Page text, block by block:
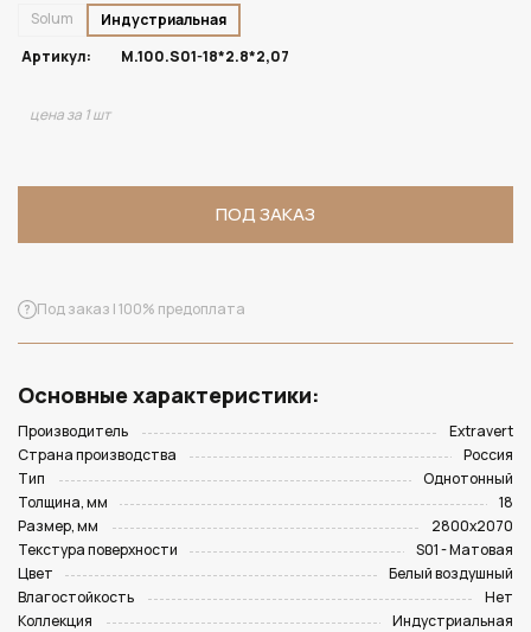
Solum
Индустриальная
Артикул:
M.100.S01-18*2.8*2,07
цена за 1 шт
ПОД ЗАКАЗ
Под заказ | 100% предоплата
Основные характеристики:
Производитель
Extravert
Страна производства
Россия
Тип
Однотонный
Толщина, мм
18
Размер, мм
2800х2070
Текстура поверхности
S01 - Матовая
Цвет
Белый воздушный
Влагостойкость
Нет
Коллекция
Индустриальная